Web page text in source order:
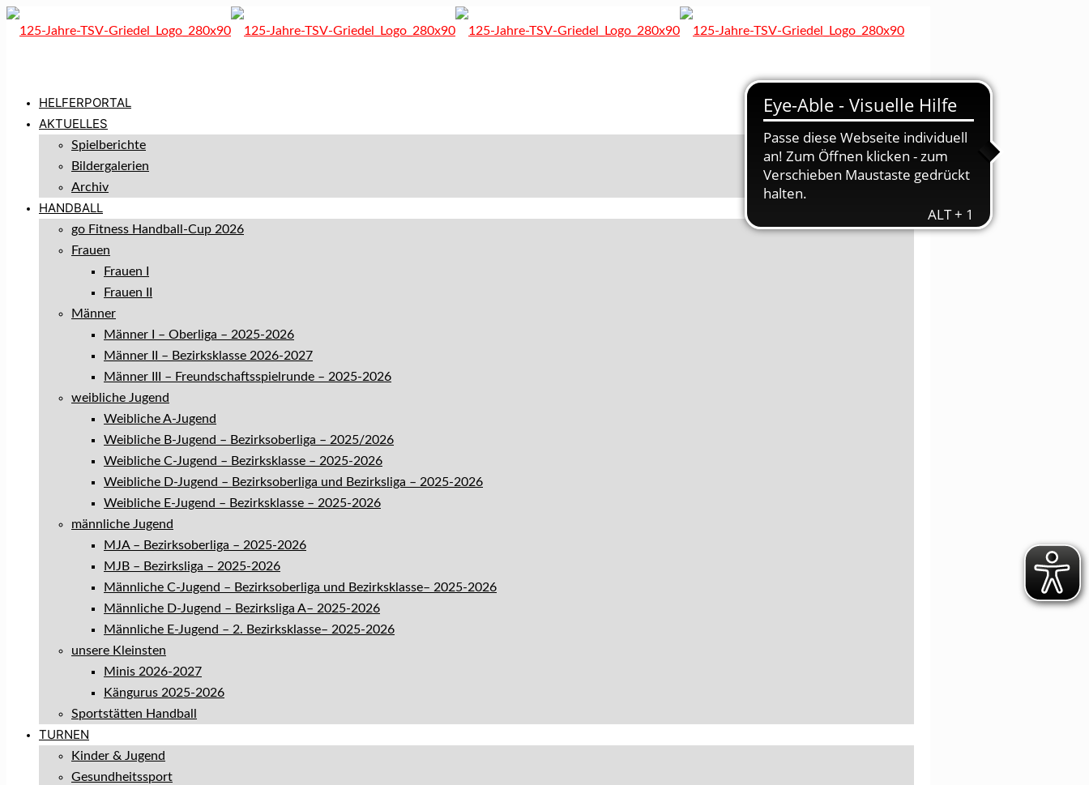
HELFERPORTAL
AKTUELLES
Spielberichte
Bildergalerien
Archiv
HANDBALL
go Fitness Handball-Cup 2026
Frauen
Frauen I
Frauen II
Männer
Männer I – Oberliga – 2025-2026
Männer II – Bezirksklasse 2026-2027
Männer III – Freundschaftsspielrunde – 2025-2026
weibliche Jugend
Weibliche A-Jugend
Weibliche B-Jugend – Bezirksoberliga – 2025/2026
Weibliche C-Jugend – Bezirksklasse – 2025-2026
Weibliche D-Jugend – Bezirksoberliga und Bezirksliga – 2025-2026
Weibliche E-Jugend – Bezirksklasse – 2025-2026
männliche Jugend
MJA – Bezirksoberliga – 2025-2026
MJB – Bezirksliga – 2025-2026
Männliche C-Jugend – Bezirksoberliga und Bezirksklasse– 2025-2026
Männliche D-Jugend – Bezirksliga A– 2025-2026
Männliche E-Jugend – 2. Bezirksklasse– 2025-2026
unsere Kleinsten
Minis 2026-2027
Kängurus 2025-2026
Sportstätten Handball
TURNEN
Kinder & Jugend
Gesundheitssport